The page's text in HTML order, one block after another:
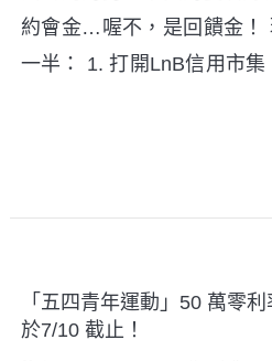
約會金…喔不，是回饋金！
一半： 1. 打開LnB信用市
「五四青年運動」50 萬零
於7/10 截止！